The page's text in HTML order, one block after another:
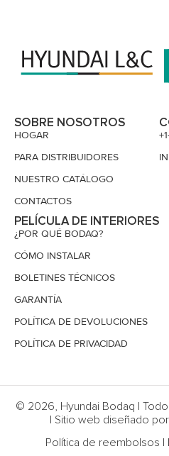
SOBRE NOSOTROS
HOGAR
PARA DISTRIBUIDORES
NUESTRO CATÁLOGO
CONTACTOS
PELÍCULA DE INTERIORES
¿POR QUÉ BODAQ?
CÓMO INSTALAR
BOLETINES TÉCNICOS
GARANTÍA
POLÍTICA DE DEVOLUCIONES
POLÍTICA DE PRIVACIDAD
© 2026, Hyundai Bodaq |
| Sitio web diseñado
Política de reembolsos |